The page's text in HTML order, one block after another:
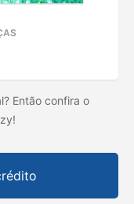
Então confira o